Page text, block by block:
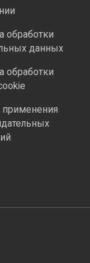
обработки
данных
обработки
применения